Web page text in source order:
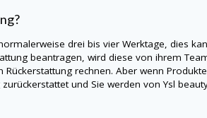
drei bis vier Werktage, dies
beantragen, wird diese von ihrem
rechnen. Aber wenn Produkte
und Sie werden vonYsl